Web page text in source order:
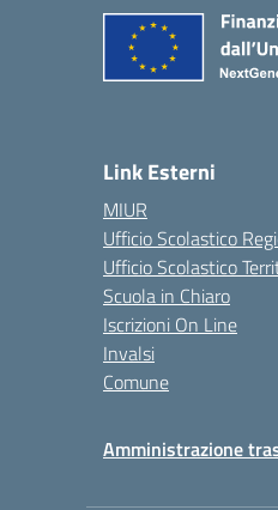
Link Esterni
MIUR
Ufficio Scolastico
Ufficio Scolastico
Scuola in Chiaro
Iscrizioni On Line
Invalsi
Comune
Amministrazione